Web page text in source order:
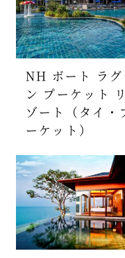
NH ボート ラグ
ン プーケット リ
ゾート（タイ・
ーケット）